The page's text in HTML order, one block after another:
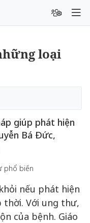
loại
giúp phát hiện
Bá Đức,
nếu phát hiện
thời. Với ung thư,
của bệnh. Giáo